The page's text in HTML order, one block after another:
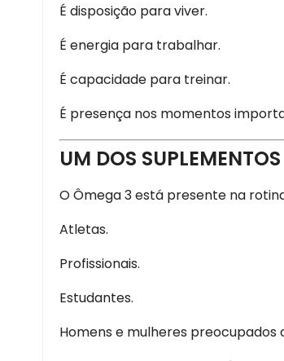
É disposição para viver.
É energia para trabalhar.
É capacidade para treinar.
É presença nos momentos
UM DOS
O Ômega 3 está presente na
Atletas.
Profissionais.
Estudantes.
Homens e mulheres